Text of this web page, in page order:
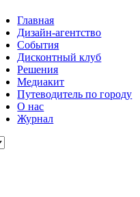
Главная
Дизайн-агентство
События
Дисконтный клуб
Решения
Медиакит
Путеводитель по городу
О нас
Журнал